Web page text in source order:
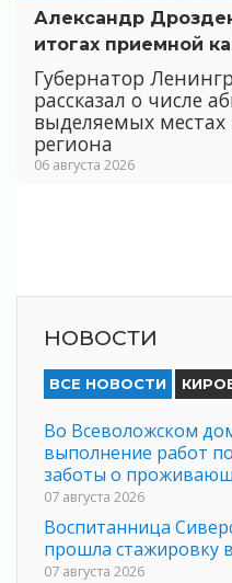
Александр
итогах приемной
Губернатор
рассказал о числе
выделяемых
региона
06 августа 2026
НОВОСТИ
ВСЕ НОВОСТИ
Во Всеволожском
выполнение работ
заботы о
07 августа 2026
Воспитанница
прошла стажировку
07 августа 2026